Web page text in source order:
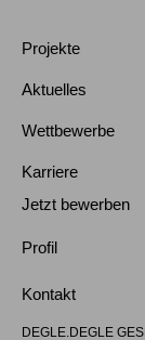
Projekte
Aktuelles
Wettbewerbe
Karriere
Jetzt bewerben
Profil
Kontakt
DEGLE.DEGLE